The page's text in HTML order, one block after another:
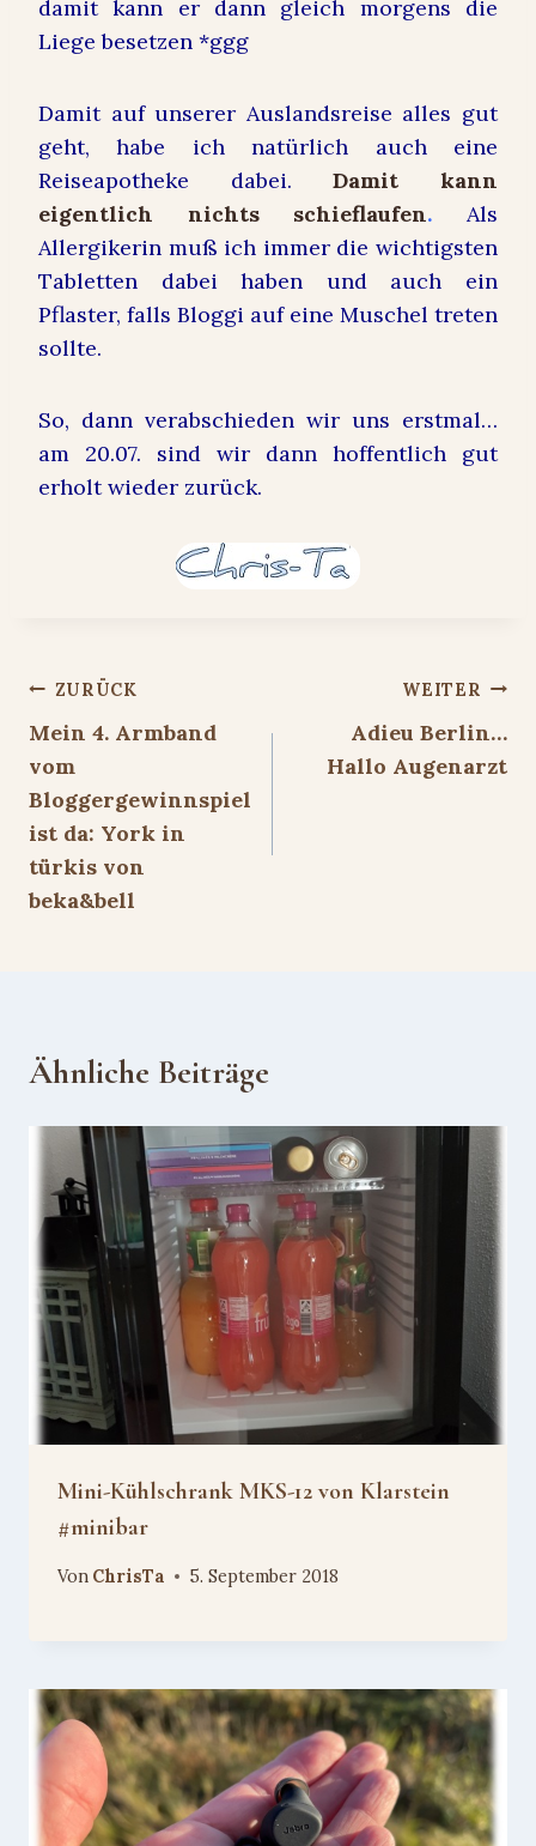
damit kann er dann gleich morgens die
Liege besetzen *ggg
Damit auf unserer Auslandsreise alles gut
geht, habe ich natürlich auch eine
Reiseapotheke dabei.Damit kann
eigentlich nichts schieflaufen. Als
Allergikerin muß ich immer die wichtigsten
Tabletten dabei haben und auch ein
Pflaster, falls Bloggi auf eine Muschel treten
sollte.
So, dann verabschieden wir uns erstmal…
am 20.07. sind wir dann hoffentlich gut
erholt wieder zurück.
Beitragsnavigation
ZURÜCK
Mein 4. Armband
vom
Bloggergewinnspiel
ist da: York in
türkis von
beka&bell
WEITER
Adieu Berlin…
Hallo Augenarzt
Ähnliche Beiträge
Mini-Kühlschrank MKS-12 von Klarstein
#minibar
Von ChrisTa 5. September 2018